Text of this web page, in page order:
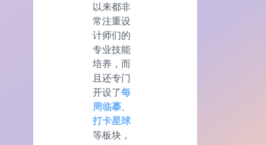
以来都非
常注重设
计师们的
专业技能
培养，而
且还专门
开设了每
周临摹、
打卡星球
等板块，